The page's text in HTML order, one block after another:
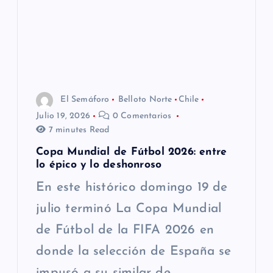
El Semáforo Belloto Norte
Chile
Julio 19, 2026
0 Comentarios
7 minutes Read
Copa Mundial de Fútbol 2026: entre
lo épico y lo deshonroso
En este histórico domingo 19 de
julio terminó La Copa Mundial
de Fútbol de la FIFA 2026 en
donde la selección de España se